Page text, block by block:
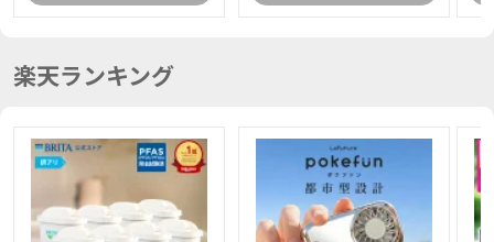
楽天ランキング